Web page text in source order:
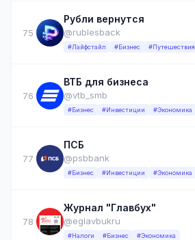
75
Рубли вернутся
@rublesback
#Лайфстайл #Бизнес #Путешествия
76
ВТБ для бизнеса
@vtb_smb
#Бизнес #Инвестиции #Экономика
77
ПСБ
@psbbank
#Бизнес #Инвестиции #Экономика
78
Журнал "Главбух"
@eglavbukru
#Налоги #Бизнес #Экономика